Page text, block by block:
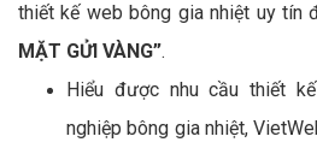
thiết kế web bông gia nhiệt uy tín
MẶT GỬI VÀNG”.
Hiểu được nhu cầu thiết
nghiệp bông gia nhiệt,